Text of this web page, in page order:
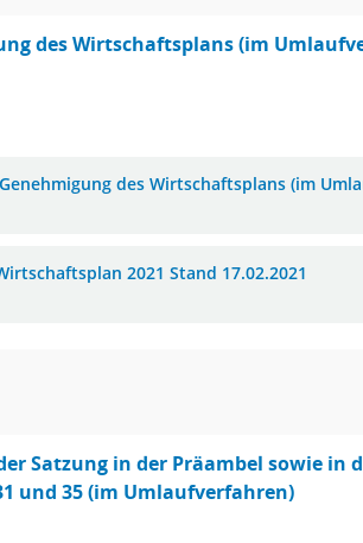
des Wirtschaftsplans (im
des Wirtschaftsplans (im
2021 Stand 17.02.2021
Satzung in der Präambel sowie in
und 35 (im Umlaufverfahren)